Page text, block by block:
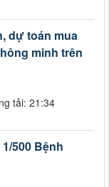
dự toán mua
minh trên
tải: 21:34
500 Bệnh